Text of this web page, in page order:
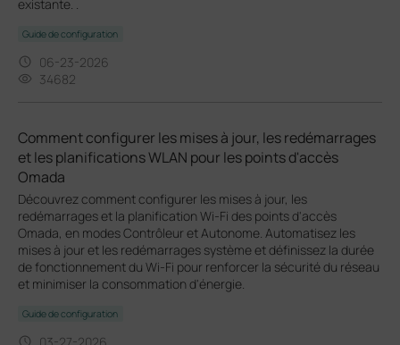
existante. .
Guide de configuration
06-23-2026
34682
Comment configurer les mises à jour, les redémarrages
et les planifications WLAN pour les points d'accès
Omada
Découvrez comment configurer les mises à jour, les
redémarrages et la planification Wi-Fi des points d'accès
Omada, en modes Contrôleur et Autonome. Automatisez les
mises à jour et les redémarrages système et définissez la durée
de fonctionnement du Wi-Fi pour renforcer la sécurité du réseau
et minimiser la consommation d'énergie.
Guide de configuration